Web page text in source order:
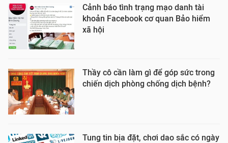
Cảnh báo tình trạng mạo danh tài
khoản Facebook cơ quan Bảo hiểm
xã hội
Thầy cô cần làm gì để góp sức trong
chiến dịch phòng chống dịch bệnh?
Tung tin bịa đặt, chơi dao sắc có ngày